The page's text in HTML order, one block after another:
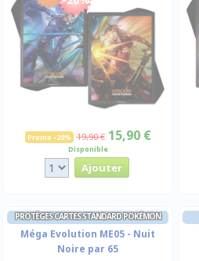
Promo -20% 19,90 € 15,90 €
Disponible
PROTÈGES CARTES STANDARD POKÉMON
Méga Evolution ME05 - Nuit
Noire par 65